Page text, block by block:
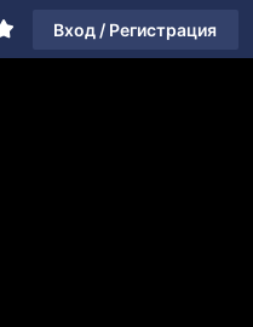
Вход / Регистрация